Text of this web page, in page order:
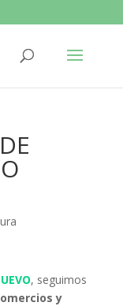
, seguimos
y